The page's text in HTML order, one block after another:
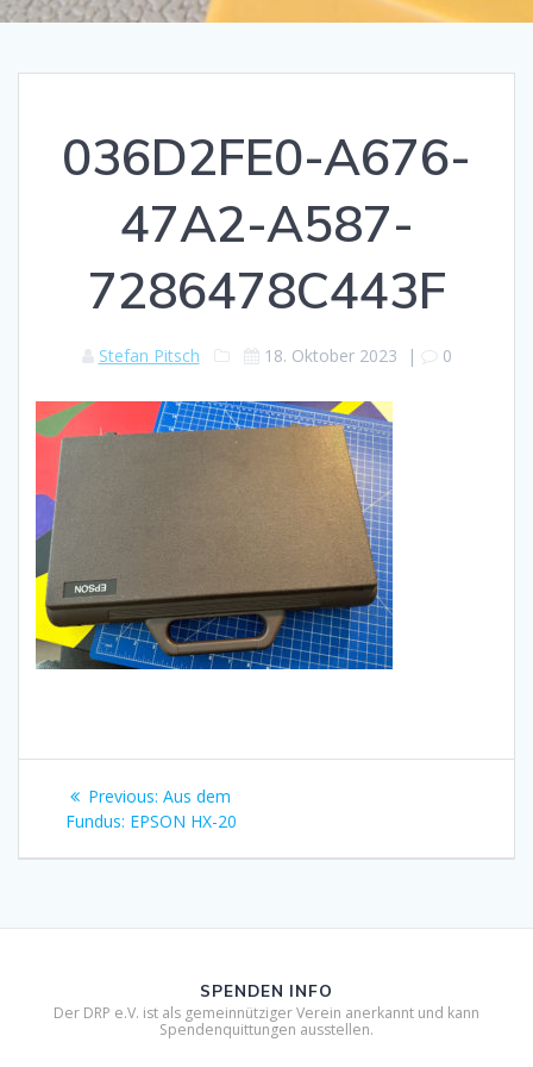
036D2FE0-A676-
47A2-A587-
7286478C443F
Stefan Pitsch 18. Oktober 2023 | 0
Beitragsnavigation
Previous: Previous
post:
Aus dem
Fundus: EPSON HX-20
SPENDEN INFO
Der DRP e.V. ist als gemeinnütziger Verein anerkannt und kann
Spendenquittungen ausstellen.